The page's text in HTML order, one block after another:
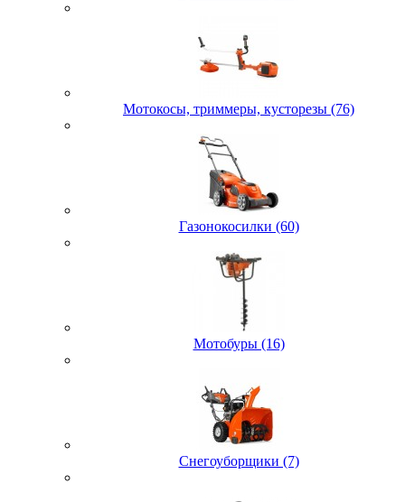
Мотокосы, триммеры, кусторезы (76)
Газонокосилки (60)
Мотобуры (16)
Снегоуборщики (7)